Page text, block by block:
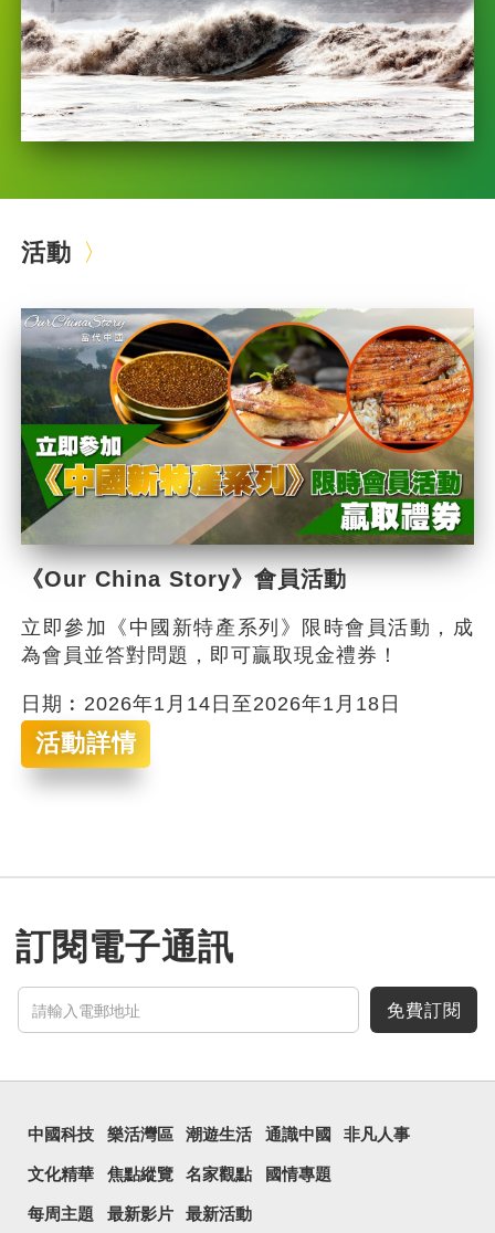
活動
《Our China Story》會員活動
立即參加《中國新特產系列》限時會員活動，成
為會員並答對問題，即可贏取現金禮券！
日期︰2026年1月14日至2026年1月18日
活動詳情
訂閱電子通訊
免費訂閱
中國科技 樂活灣區 潮遊生活 通識中國 非凡人事
文化精華 焦點縱覽 名家觀點 國情專題
每周主題 最新影片 最新活動